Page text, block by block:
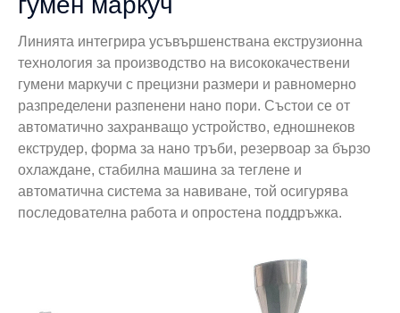
Линията интегрира усъвършенствана екструзионна
технология за производство на висококачествени
гумени маркучи с прецизни размери и равномерно
разпределени разпенени нано пори. Състои се от
автоматично захранващо устройство, едношнеков
екструдер, форма за нано тръби, резервоар за бързо
охлаждане, стабилна машина за теглене и
автоматична система за навиване, той осигурява
последователна работа и опростена поддръжка.